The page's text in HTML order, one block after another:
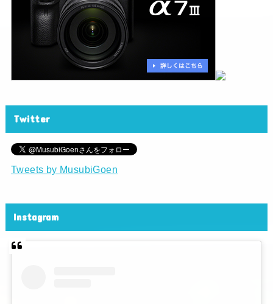
Twitter
Tweets by MusubiGoen
Instagram